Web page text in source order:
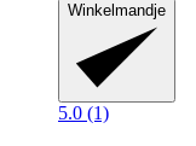
Winkelmandje
5.0 (1)